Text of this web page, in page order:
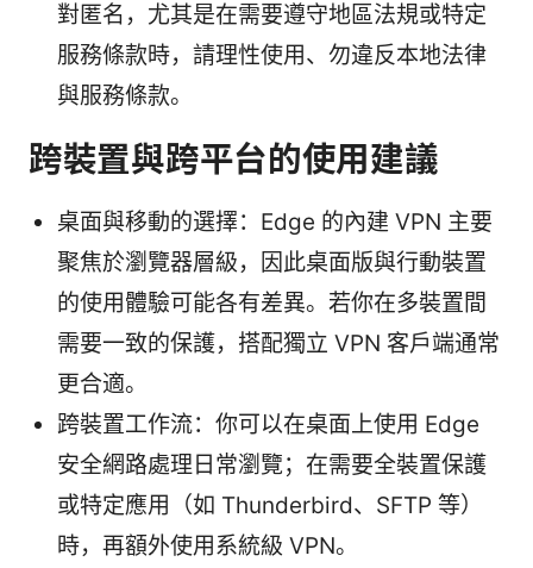
對匿名，尤其是在需要遵守地區法規或特定
服務條款時，請理性使用、勿違反本地法律
與服務條款。
跨裝置與跨平台的使用建議
桌面與移動的選擇：Edge 的內建 VPN 主要
聚焦於瀏覽器層級，因此桌面版與行動裝置
的使用體驗可能各有差異。若你在多裝置間
需要一致的保護，搭配獨立 VPN 客戶端通常
更合適。
跨裝置工作流：你可以在桌面上使用 Edge
安全網路處理日常瀏覽；在需要全裝置保護
或特定應用（如 Thunderbird、SFTP 等）
時，再額外使用系統級 VPN。